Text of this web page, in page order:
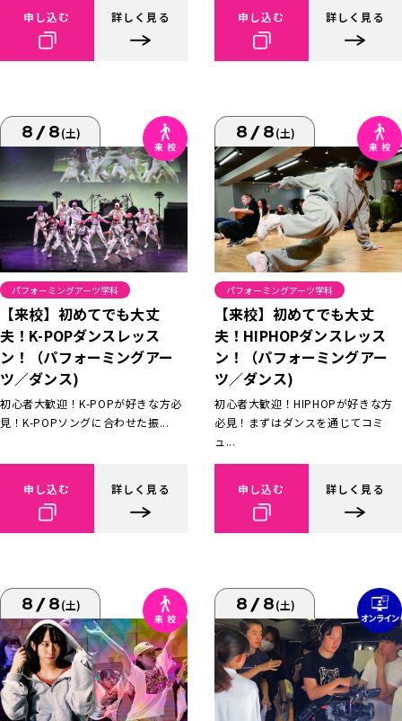
申し込む 詳しく見る 申し込む 詳しく見る
8/8(土)
パフォーミングアーツ学科
【来校】初めてでも大丈
夫！K-POPダンスレッス
ン！（パフォーミングアー
ツ／ダンス)
初心者大歓迎！K-POPが好きな方必
見！K-POPソングに合わせた振...
申し込む 詳しく見る
8/8(土)
パフォーミングアーツ学科
【来校】初めてでも大丈
夫！HIPHOPダンスレッス
ン！（パフォーミングアー
ツ／ダンス)
初心者大歓迎！HIPHOPが好きな方
必見！まずはダンスを通じてコミ
ュ...
申し込む 詳しく見る
8/8(土) 8/8(土)